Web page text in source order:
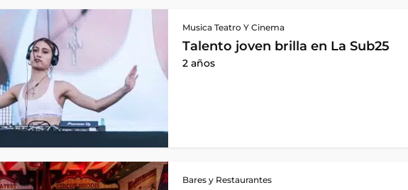
Musica Teatro Y Cinema
Talento joven brilla en La Sub25
2 años
Bares y Restaurantes